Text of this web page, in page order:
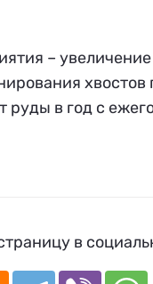
–
хвостов
руды в год с
в